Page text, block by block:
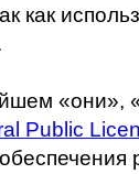
как
«они»,
Public